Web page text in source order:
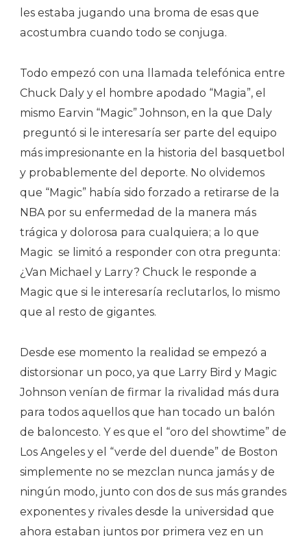
les estaba jugando una broma de esas que
acostumbra cuando todo se conjuga.
Todo empezó con una llamada telefónica entre
Chuck Daly y el hombre apodado “Magia”, el
mismo Earvin “Magic” Johnson, en la que Daly
preguntó si le interesaría ser parte del equipo
más impresionante en la historia del basquetbol
y probablemente del deporte. No olvidemos
que “Magic” había sido forzado a retirarse de la
NBA por su enfermedad de la manera más
trágica y dolorosa para cualquiera; a lo que
Magic se limitó a responder con otra pregunta:
¿Van Michael y Larry? Chuck le responde a
Magic que si le interesaría reclutarlos, lo mismo
que al resto de gigantes.
Desde ese momento la realidad se empezó a
distorsionar un poco, ya que Larry Bird y Magic
Johnson venían de firmar la rivalidad más dura
para todos aquellos que han tocado un balón
de baloncesto. Y es que el “oro del showtime” de
Los Angeles y el “verde del duende” de Boston
simplemente no se mezclan nunca jamás y de
ningún modo, junto con dos de sus más grandes
exponentes y rivales desde la universidad que
ahora estaban juntos por primera vez en un